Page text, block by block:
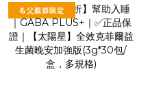
💪父親節限定